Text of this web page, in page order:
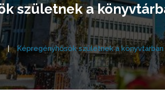
születnek a
Képregényhősök születnek a